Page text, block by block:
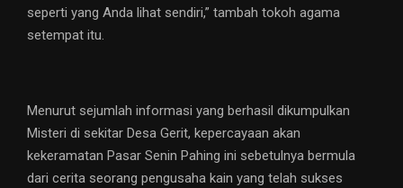
seperti yang Anda lihat sendiri,” tambah tokoh agama
setempat itu.
Menurut sejumlah informasi yang berhasil dikumpulkan
Misteri di sekitar Desa Gerit, kepercayaan akan
kekeramatan Pasar Senin Pahing ini sebetulnya bermula
dari cerita seorang pengusaha kain yang telah sukses